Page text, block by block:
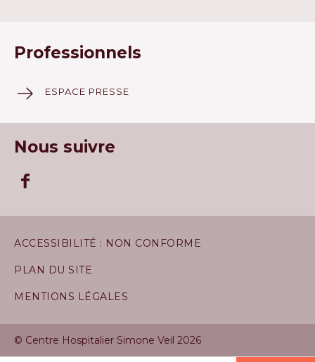
Professionnels
ESPACE PRESSE
Nous suivre
© Centre Hospitalier Simone Veil 2026
ACCESSIBILITÉ : NON CONFORME
PLAN DU SITE
MENTIONS LÉGALES